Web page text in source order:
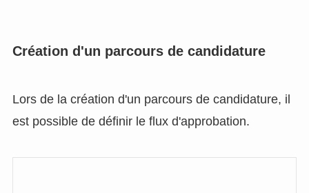
Création d'un parcours de candidature
Lors de la création d'un parcours de candidature, il
est possible de définir le flux d'approbation.